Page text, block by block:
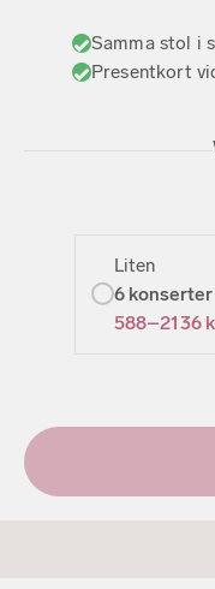
Samma stol i
Presentkort
Liten
6 konserter
588–2136